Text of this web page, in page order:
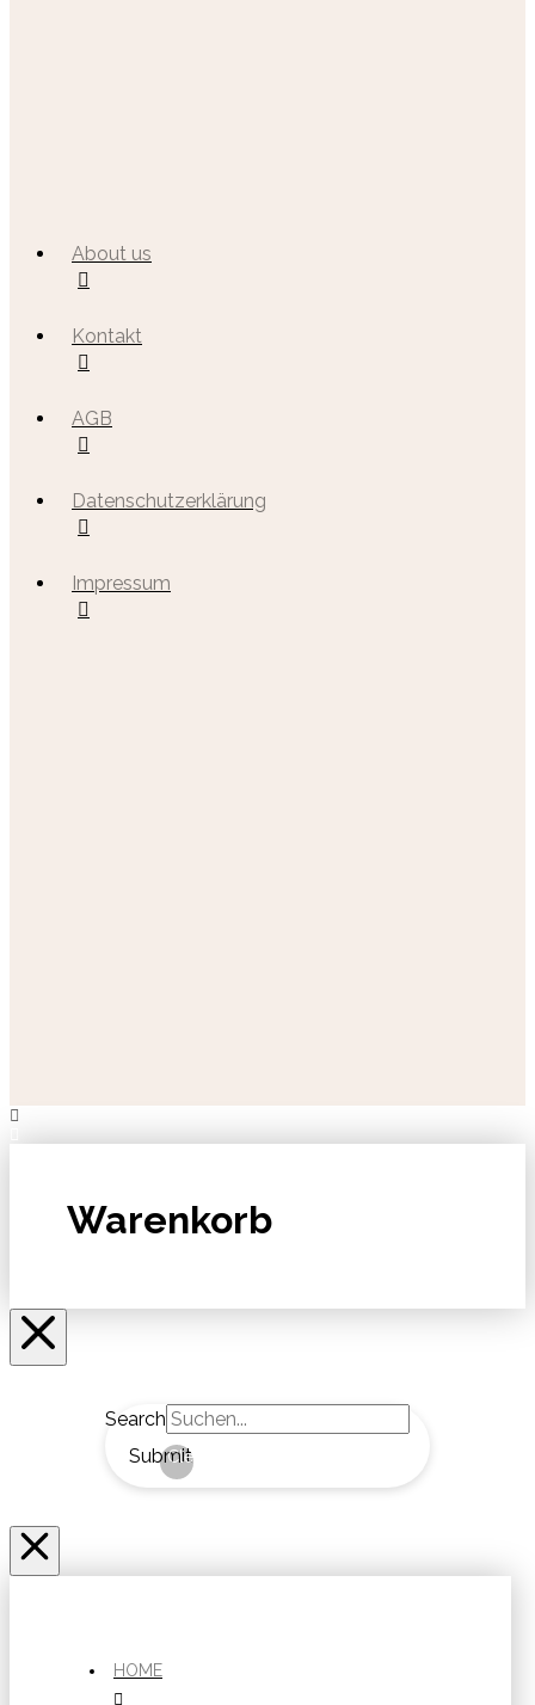
About us
Kontakt
AGB
Datenschutzerklärung
Impressum
Warenkorb
Search
Submit
Clear
HOME